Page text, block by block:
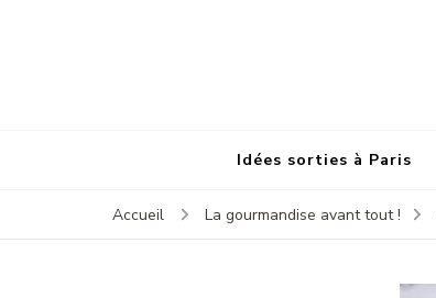
Idées sorties à Paris
Accueil La gourmandise avant tout !